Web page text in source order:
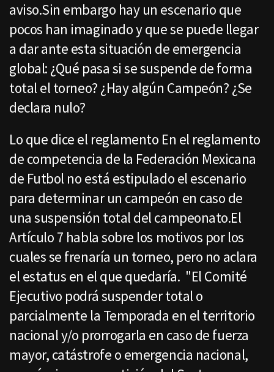
aviso.Sin embargo hay un escenario que
pocos han imaginado y que se puede llegar
a dar ante esta situación de emergencia
global: ¿Qué pasa si se suspende de forma
total el torneo? ¿Hay algún Campeón? ¿Se
declara nulo?
Lo que dice el reglamento En el reglamento
de competencia de la Federación Mexicana
de Futbol no está estipulado el escenario
para determinar un campeón en caso de
una suspensión total del campeonato.El
Artículo 7 habla sobre los motivos por los
cuales se frenaría un torneo, pero no aclara
el estatus en el que quedaría. "El Comité
Ejecutivo podrá suspender total o
parcialmente la Temporada en el territorio
nacional y/o prorrogarla en caso de fuerza
mayor, catástrofe o emergencia nacional,